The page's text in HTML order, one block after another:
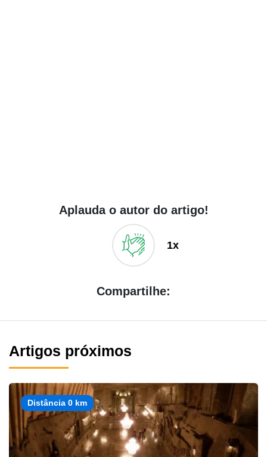
Aplauda o autor do artigo!
1x
Compartilhe:
Artigos próximos
Distância 0 km